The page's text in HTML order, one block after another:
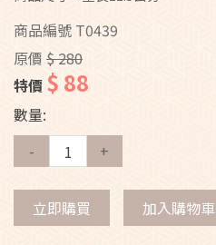
商品編號 T0439
原價 $ 280
特價 $ 88
數量:
-
+
立即購買 加入購物車